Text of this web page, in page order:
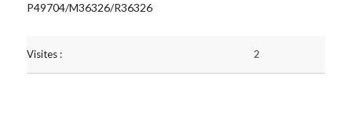
P49704/M36326/R36326
Visites : 2